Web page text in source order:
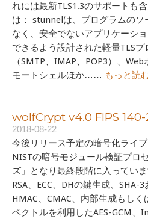
れには最新TLS1.3のサポートも
は： stunnelは、プログラムのソ
なく、安全でないアプリケーシ
できるよう設計された軽量TLS
（SMTP、IMAP、POP3）、
モートシェルほか…… もっと読
wolfCrypt v4.0 FIPS 140-
2018-08-22
今後リリース予定の暗号化ライ
NISTの暗号モジュール検証プロ
ズ」となり最終段階に入ってい
RSA、ECC、DHの鍵生成、SHA-
HMAC、CMAC、内部生成もし
ベクトルを利用したAES-GCM、